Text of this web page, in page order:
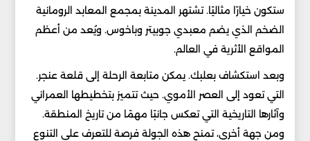
ستكون خيارًا مثاليًا. تشتهر المدينة بمجمع المعابد الرومانية
الضخم الذي يضم معبدي جوبيتر وباخوس. ويُعد من أعظم
المواقع الأثرية في العالم.
وبعد استكشاف بعلبك. يمكن متابعة الرحلة إلى قلعة عنجر.
التي تعود إلى العصر الأموي. حيث تتميز بتخطيطها العمراني
وآثارها التاريخية التي تعكس جانبًا مهمًا من تاريخ المنطقة.
ومن جهة أخرى، تمنح هذه الجولة فرصة للتعرف على التنوع